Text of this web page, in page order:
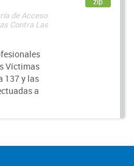
de Acceso
Contra Las
Víctimas
137 y las
a